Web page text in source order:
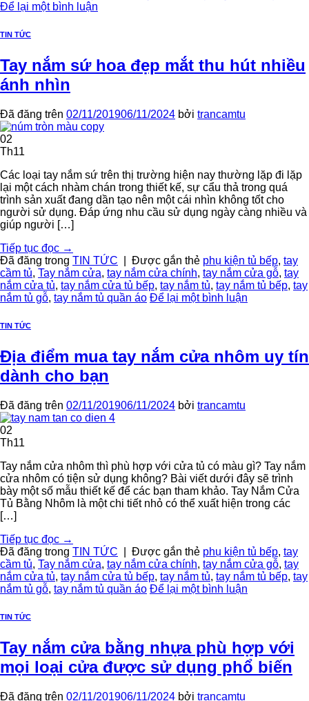
Để lại một bình luận
TIN TỨC
Tay nắm sứ hoa đẹp mắt thu hút nhiều
ánh nhìn
Đã đăng trên 02/11/201906/11/2024 bởi trancamtu
02
Th11
Các loại tay nắm sứ trên thị trường hiện nay thường lặp đi lặp
lại một cách nhàm chán trong thiết kế, sự cẩu thả trong quá
trình sản xuất đang dần tạo nên một cái nhìn không tốt cho
người sử dụng. Đáp ứng nhu cầu sử dụng ngày càng nhiều và
giúp người […]
Tiếp tục đọc →
Đã đăng trong TIN TỨC Được gắn thẻ phụ kiện tủ bếp, tay
cầm tủ, Tay nắm cửa, tay nắm cửa chính, tay nắm cửa gỗ, tay
nắm cửa tủ, tay nắm cửa tủ bếp, tay nắm tủ, tay nắm tủ bếp, tay
nắm tủ gỗ, tay nắm tủ quần áo Để lại một bình luận
TIN TỨC
Địa điểm mua tay nắm cửa nhôm uy tín
dành cho bạn
Đã đăng trên 02/11/201906/11/2024 bởi trancamtu
02
Th11
Tay nắm cửa nhôm thì phù hợp với cửa tủ có màu gì? Tay nắm
cửa nhôm có tiện sử dụng không? Bài viết dưới đây sẽ trình
bày một số mẫu thiết kế để các bạn tham khảo. Tay Nắm Cửa
Tủ Bằng Nhôm là một chi tiết nhỏ có thể xuất hiện trong các
[…]
Tiếp tục đọc →
Đã đăng trong TIN TỨC Được gắn thẻ phụ kiện tủ bếp, tay
cầm tủ, Tay nắm cửa, tay nắm cửa chính, tay nắm cửa gỗ, tay
nắm cửa tủ, tay nắm cửa tủ bếp, tay nắm tủ, tay nắm tủ bếp, tay
nắm tủ gỗ, tay nắm tủ quần áo Để lại một bình luận
TIN TỨC
Tay nắm cửa bằng nhựa phù hợp với
mọi loại cửa được sử dụng phổ biến
Đã đăng trên 02/11/201906/11/2024 bởi trancamtu